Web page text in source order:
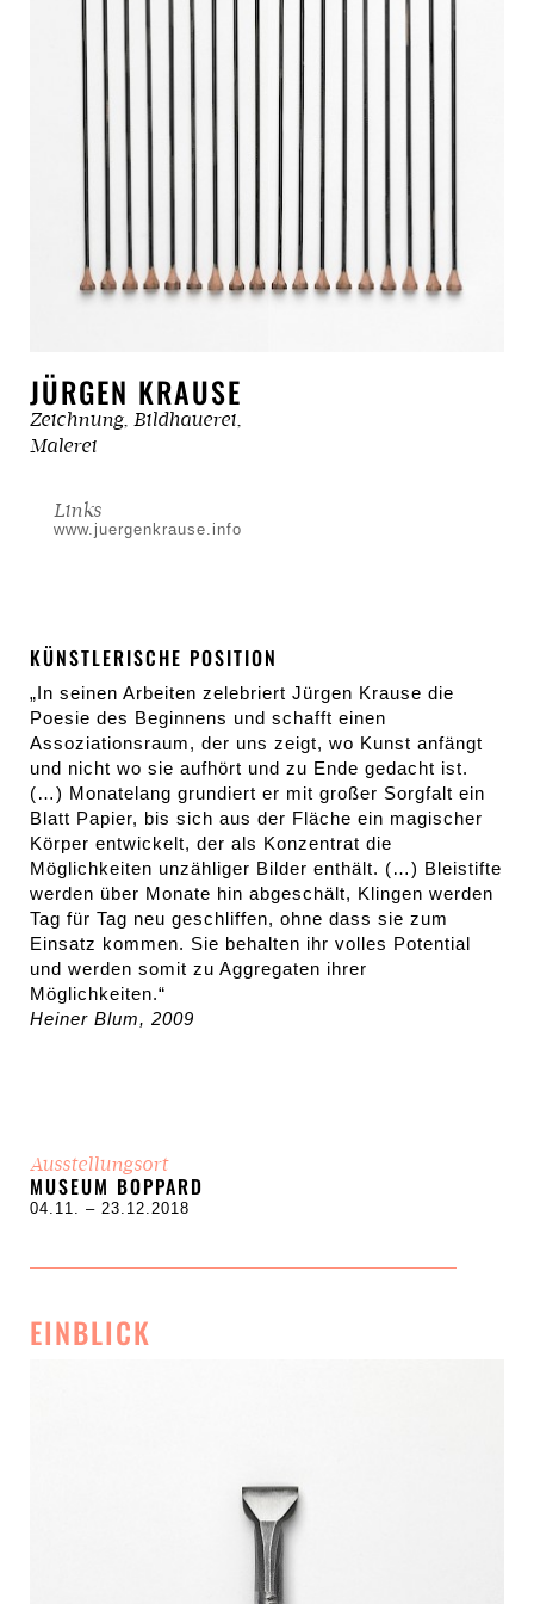
JÜRGEN KRAUSE
Zeichnung, Bildhauerei,
Malerei
Links
www.juergenkrause.info
KÜNSTLERISCHE POSITION
„In seinen Arbeiten zelebriert Jürgen Krause die
Poesie des Beginnens und schafft einen
Assoziationsraum, der uns zeigt, wo Kunst anfängt
und nicht wo sie aufhört und zu Ende gedacht ist.
(…) Monatelang grundiert er mit großer Sorgfalt ein
Blatt Papier, bis sich aus der Fläche ein magischer
Körper entwickelt, der als Konzentrat die
Möglichkeiten unzähliger Bilder enthält. (…) Bleistifte
werden über Monate hin abgeschält, Klingen werden
Tag für Tag neu geschliffen, ohne dass sie zum
Einsatz kommen. Sie behalten ihr volles Potential
und werden somit zu Aggregaten ihrer
Möglichkeiten.“
Heiner Blum, 2009
Ausstellungsort
MUSEUM BOPPARD
04.11. – 23.12.2018
EINBLICK